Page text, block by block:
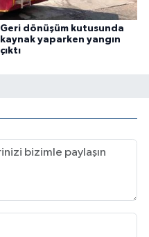
Geri dönüşüm kutusunda
kaynak yaparken yangın
çıktı